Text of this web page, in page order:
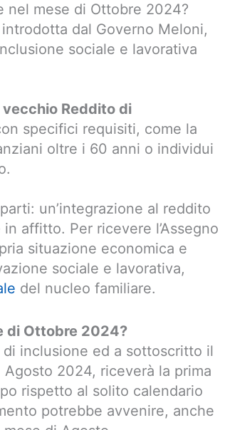
nel mese di Ottobre 2024?
dal Governo Meloni,
sociale e lavorativa
vecchio Reddito di
specifici requisiti, come la
oltre i 60 anni o individui
un’integrazione al reddito
affitto. Per ricevere l’Assegno
situazione economica e
sociale e lavorativa,
del nucleo familiare.
di Ottobre 2024?
di inclusione ed a sottoscritto il
Agosto 2024, riceverà la prima
rispetto al solito calendario
potrebbe avvenire, anche